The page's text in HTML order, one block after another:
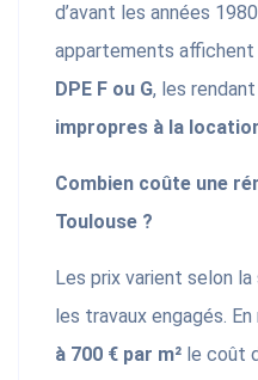
d’avant les années
appartements affichent
DPE F ou G, les
impropres à la
Combien coûte une
Toulouse ?
Les prix varient selon
les travaux engagés.
à 700 € par m² le coût